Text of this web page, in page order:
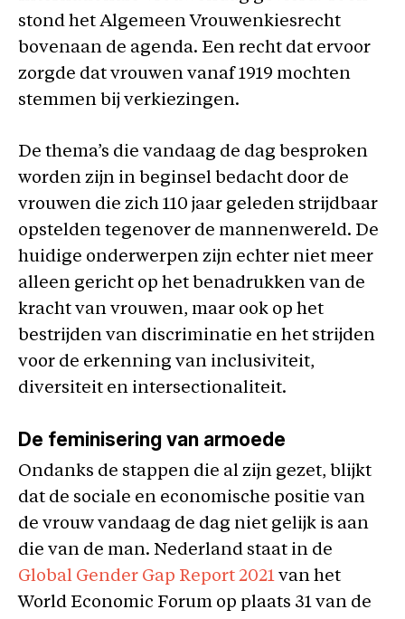
stond het Algemeen Vrouwenkiesrecht
bovenaan de agenda. Een recht dat ervoor
zorgde dat vrouwen vanaf 1919 mochten
stemmen bij verkiezingen.
De thema’s die vandaag de dag besproken
worden zijn in beginsel bedacht door de
vrouwen die zich 110 jaar geleden strijdbaar
opstelden tegenover de mannenwereld. De
huidige onderwerpen zijn echter niet meer
alleen gericht op het benadrukken van de
kracht van vrouwen, maar ook op het
bestrijden van discriminatie en het strijden
voor de erkenning van inclusiviteit,
diversiteit en intersectionaliteit.
De feminisering van armoede
Ondanks de stappen die al zijn gezet, blijkt
dat de sociale en economische positie van
de vrouw vandaag de dag niet gelijk is aan
die van de man. Nederland staat in de
Global Gender Gap Report 2021 van het
World Economic Forum op plaats 31 van de